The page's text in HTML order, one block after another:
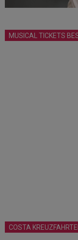
MUSICAL TICKETS
COSTA